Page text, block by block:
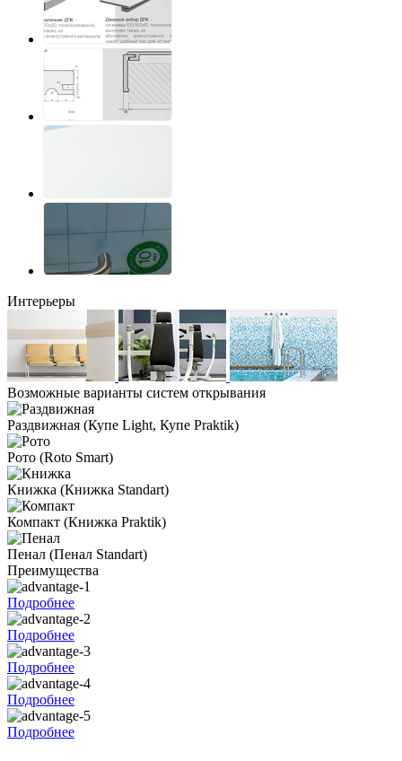
Интерьеры
Возможные варианты систем открывания
Раздвижная (Купе Light, Купе Praktik)
Рото (Roto Smart)
Книжка (Книжка Standart)
Компакт (Книжка Praktik)
Пенал (Пенал Standart)
Преимущества
Подробнее
Подробнее
Подробнее
Подробнее
Подробнее